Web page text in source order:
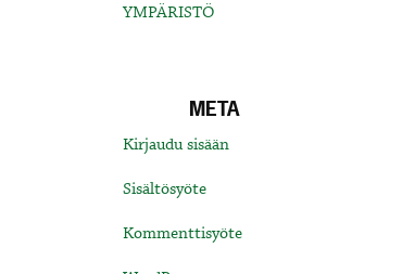
YMPÄRISTÖ
META
Kirjaudu sisään
Sisältösyöte
Kommenttisyöte